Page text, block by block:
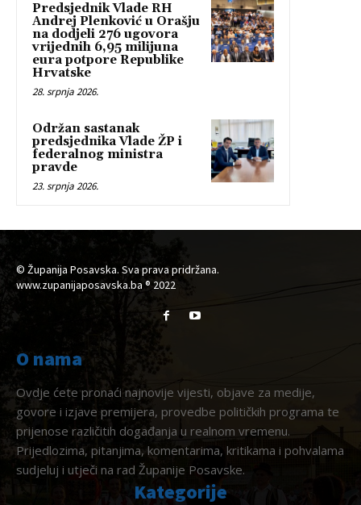
Predsjednik Vlade RH
Andrej Plenković u Orašju
na dodjeli 276 ugovora
vrijednih 6,95 milijuna
eura potpore Republike
Hrvatske
28. srpnja 2026.
Održan sastanak
predsjednika Vlade ŽP i
federalnog ministra
pravde
23. srpnja 2026.
© Županija Posavska. Sva prava pridržana.
www.zupanijaposavska.ba ® 2022
O nama
Ovdje ćete pronaći najnovije vijesti, objave za medije,
govore i izjave premijera, provedbe političkih programa te
prijenose različitih događanja u realnom vremenu.
Prijedlozima, pitanjima, komentarima, kritikama i pohvalama
sudjeluj i utječi na rad Županije Posavske.
Kategorije